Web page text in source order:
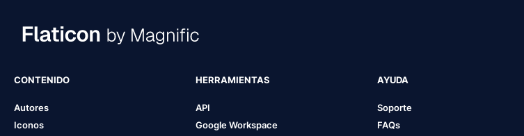
CONTENIDO
Autores
Iconos
HERRAMIENTAS
API
Google Workspace
AYUDA
Soporte
FAQs